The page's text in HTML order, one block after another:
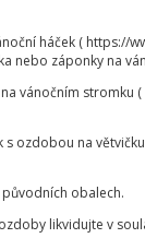
háček ( https://
nebo záponky na
vánočním stromku
s ozdobou na
obalech.
likvidujte v